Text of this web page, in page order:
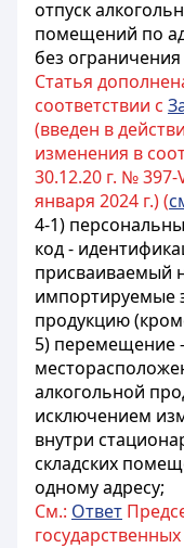
отпуск
помещений по
без
Статья
соответствии с
(введен в
изменения в
30.12.20 г. № 397-
января 2024 г.) (
4-1)
код -
присваиваемый
импортируемые
продукцию
5) перемещение
алкогольной
исключением
внутри
складских
одному адресу;
См.: Ответ